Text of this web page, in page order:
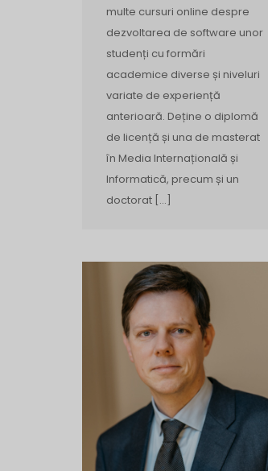
multe cursuri online despre
dezvoltarea de software unor
studenți cu formări
academice diverse și niveluri
variate de experiență
anterioară. Deține o diplomă
de licență și una de masterat
în Media Internațională și
Informatică, precum și un
doctorat […]